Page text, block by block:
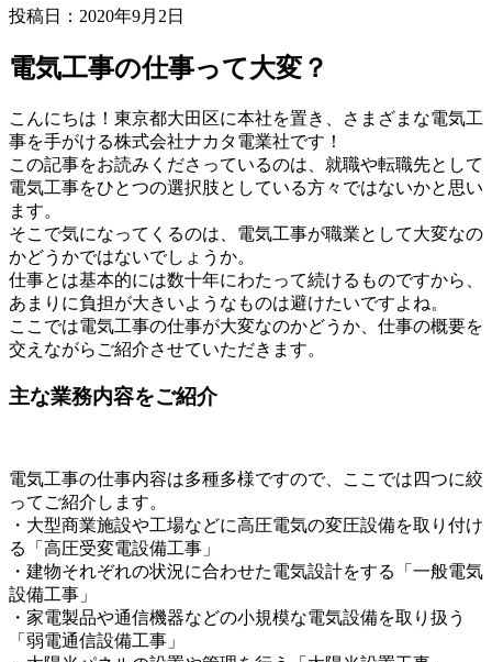
投稿日： 2020年9月2日
電気工事の仕事って大変？
こんにちは！東京都大田区に本社を置き、さまざまな電気工
事を手がける株式会社ナカタ電業社です！
この記事をお読みくださっているのは、就職や転職先として
電気工事をひとつの選択肢としている方々ではないかと思い
ます。
そこで気になってくるのは、電気工事が職業として大変なの
かどうかではないでしょうか。
仕事とは基本的には数十年にわたって続けるものですから、
あまりに負担が大きいようなものは避けたいですよね。
ここでは電気工事の仕事が大変なのかどうか、仕事の概要を
交えながらご紹介させていただきます。
主な業務内容をご紹介
電気工事の仕事内容は多種多様ですので、ここでは四つに絞
ってご紹介します。
・大型商業施設や工場などに高圧電気の変圧設備を取り付け
る「高圧受変電設備工事」
・建物それぞれの状況に合わせた電気設計をする「一般電気
設備工事」
・家電製品や通信機器などの小規模な電気設備を取り扱う
「弱電通信設備工事」